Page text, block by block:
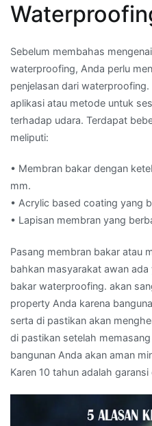
Sebelum membahas
waterproofing, Anda perlu
penjelasan dari
aplikasi atau metode untuk
terhadap udara. Terdapat
meliputi:
• Membran bakar dengan
mm.
• Acrylic based coating yang
• Lapisan membran yang
Pasang membran bakar atau
bahkan masyarakat awan
bakar waterproofing. akan
property Anda karena
serta di pastikan akan
di pastikan setelah
bangunan Anda akan aman
Karen 10 tahun adalah